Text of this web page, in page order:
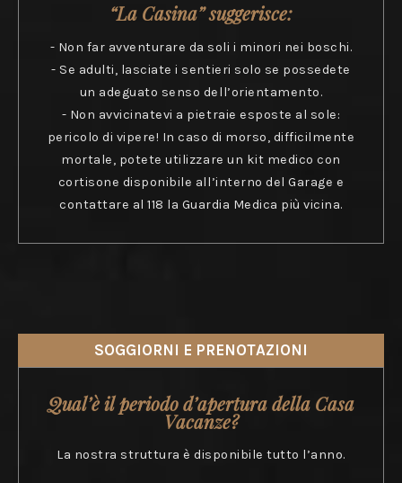
“La Casina” suggerisce:
- Non far avventurare da soli i minori nei boschi.
- Se adulti, lasciate i sentieri solo se possedete
un adeguato senso dell’orientamento.
- Non avvicinatevi a pietraie esposte al sole:
pericolo di vipere! In caso di morso, difficilmente
mortale, potete utilizzare un kit medico con
cortisone disponibile all’interno del Garage e
contattare al 118 la Guardia Medica più vicina.
SOGGIORNI E PRENOTAZIONI
Qual’è il periodo d’apertura della Casa
Vacanze?
La nostra struttura è disponibile tutto l’anno.